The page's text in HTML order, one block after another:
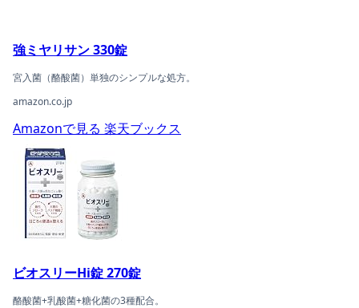
強ミヤリサン 330錠
宮入菌（酪酸菌）単独のシンプルな処方。
amazon.co.jp
Amazonで見る 楽天ブックス
ビオスリーHi錠 270錠の商品ページへ
ビオスリーHi錠 270錠
酪酸菌+乳酸菌+糖化菌の3種配合。